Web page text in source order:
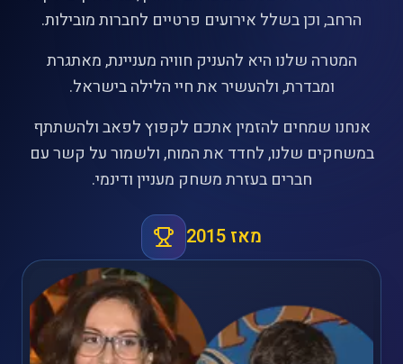
הרחב, וכן בשלל אירועים פרטיים לחברות מובילות.
המטרה שלנו היא להעניק חוויה מעניינת, מאתגרת
ומבדרת, ולהעשיר את חיי הלילה בישראל.
אנחנו שמחים להזמין אתכם לקפוץ לפאב ולהשתתף
במשחקים שלנו, לחדד את המוח, ולשמור על קשר עם
חברים בעזרת משחק מעניין ודינמי.
מאז 2015